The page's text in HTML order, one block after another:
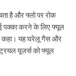
है और फ्लो पर रोक
पक्का करने के लिए फ्यूल
ने कहा। यह घरेलू गैस और
यूजर्स को फ्यूल